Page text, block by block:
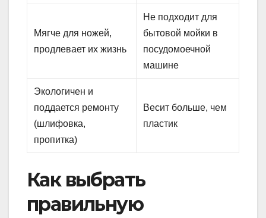
Мягче для ножей,
продлевает их жизнь
Не подходит для
бытовой мойки в
посудомоечной
машине
Экологичен и
поддается ремонту
(шлифовка,
пропитка)
Весит больше, чем
пластик
Как выбрать
правильную